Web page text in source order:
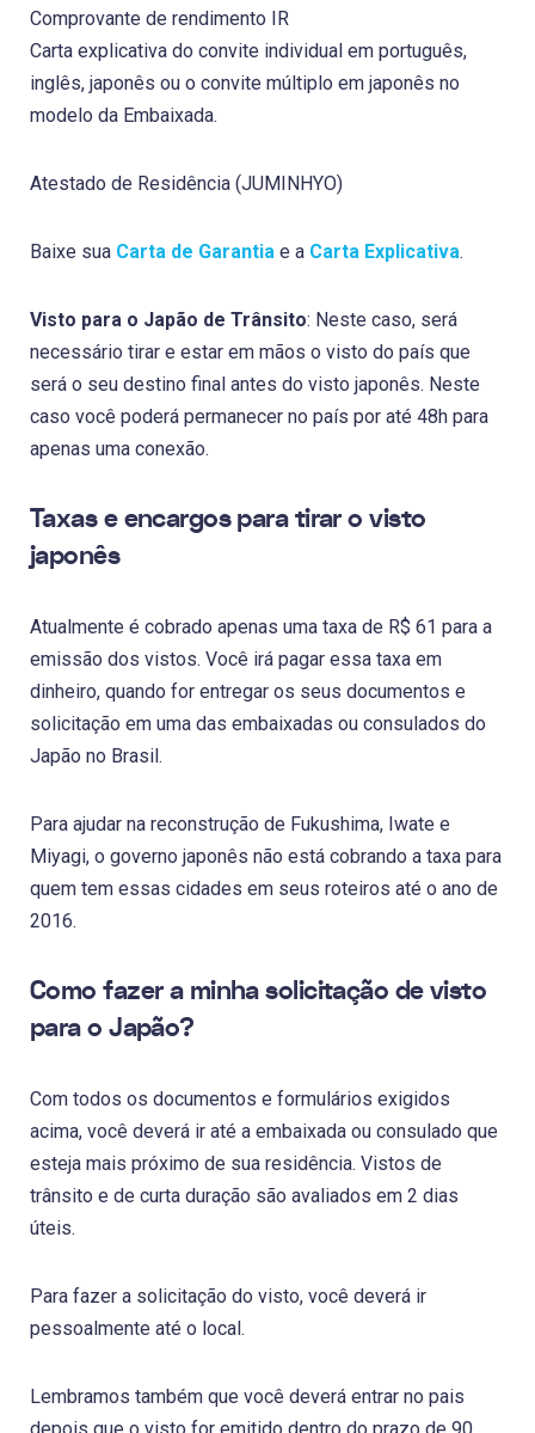
Comprovante de rendimento IR
Carta explicativa do convite individual em português,
inglês, japonês ou o convite múltiplo em japonês no
modelo da Embaixada.
Atestado de Residência (JUMINHYO)
Baixe sua Carta de Garantia e a Carta Explicativa.
Visto para o Japão de Trânsito: Neste caso, será
necessário tirar e estar em mãos o visto do país que
será o seu destino final antes do visto japonês. Neste
caso você poderá permanecer no país por até 48h para
apenas uma conexão.
Taxas e encargos para tirar o visto
japonês
Atualmente é cobrado apenas uma taxa de R$ 61 para a
emissão dos vistos. Você irá pagar essa taxa em
dinheiro, quando for entregar os seus documentos e
solicitação em uma das embaixadas ou consulados do
Japão no Brasil.
Para ajudar na reconstrução de Fukushima, Iwate e
Miyagi, o governo japonês não está cobrando a taxa para
quem tem essas cidades em seus roteiros até o ano de
2016.
Como fazer a minha solicitação de visto
para o Japão?
Com todos os documentos e formulários exigidos
acima, você deverá ir até a embaixada ou consulado que
esteja mais próximo de sua residência. Vistos de
trânsito e de curta duração são avaliados em 2 dias
úteis.
Para fazer a solicitação do visto, você deverá ir
pessoalmente até o local.
Lembramos também que você deverá entrar no pais